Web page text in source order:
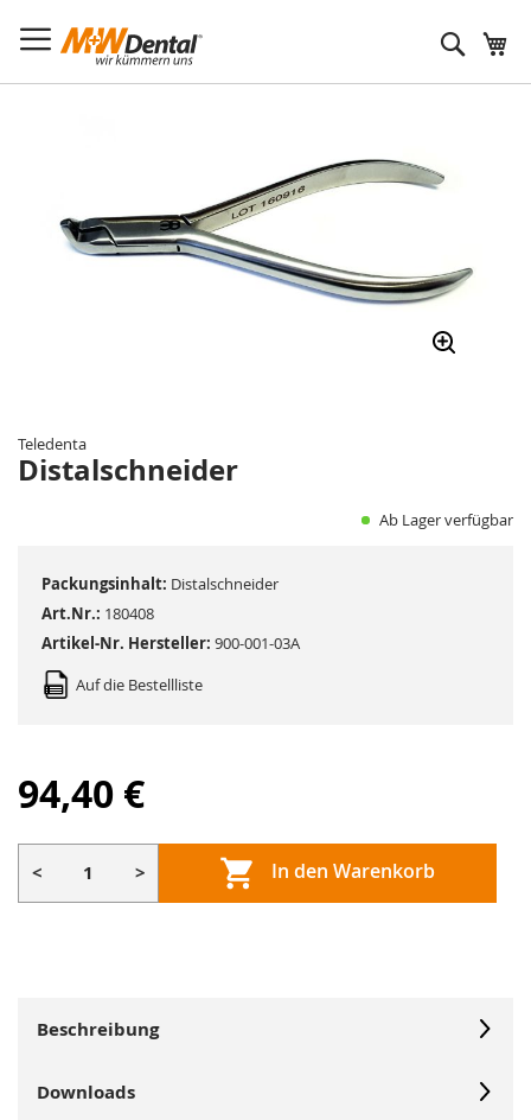
Suche
springen
Bildergalerie
springen
Teledenta
Distalschneider
Ab Lager verfügbar
Art.Nr.: 180408
Auf die Bestellliste
Artikel-Nr. Hersteller: 900-001-03A
Packungsinhalt: Distalschneider
94,40 €
< > In den Warenkorb
Beschreibung
Downloads